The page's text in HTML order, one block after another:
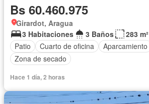
Bs 60.460.975
Girardot, Aragua
3 Habitaciones
3 Baños
283 m²
Patio
Cuarto de oficina Aparcamiento
Zona de secado
Hace 1 día, 2 horas